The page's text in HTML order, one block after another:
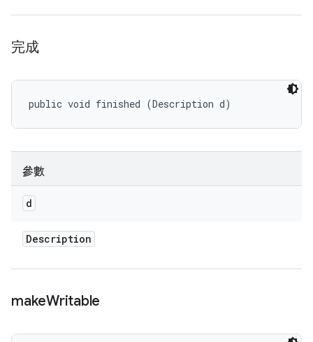
完成
public void finished (Description d)
參數
d
Description
makeWritable